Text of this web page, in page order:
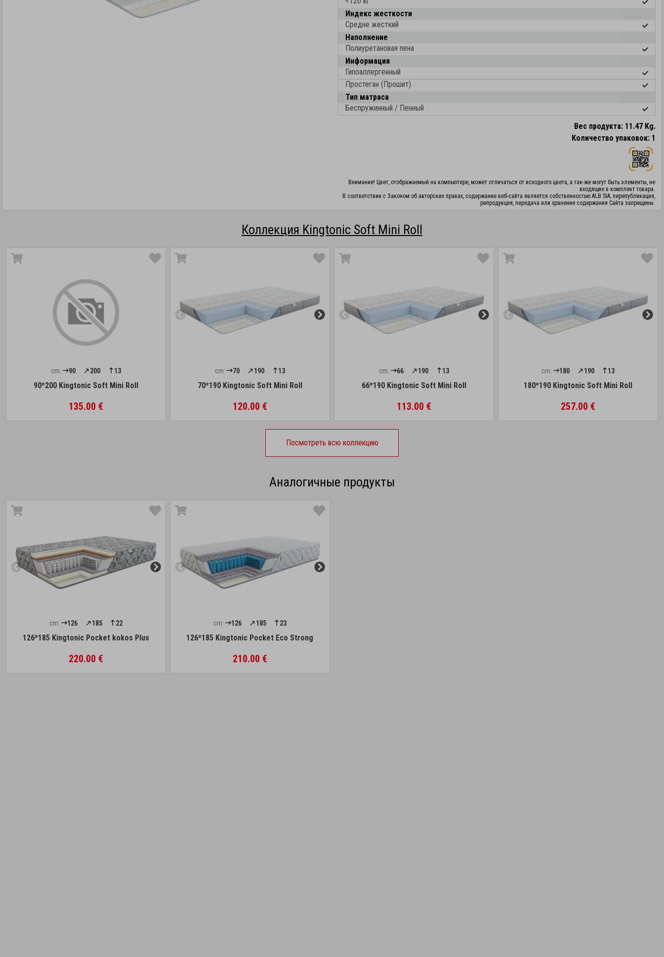
Индекс жесткости
Средне жесткий
Наполнение
Полиуретановая пена
Информация
Гипоаллергенный
Простеган (Прошит)
Тип матраса
Беспружинный / Пенный
Вес продукта: 11.47 Kg.
Количество упаковок: 1
Внимание! Цвет, отображаемый на компьютере, может отличаться от исходного цвета, а так-же могут быть элементы, не
входящие в комплект товара.
В соответствии с Законом об авторских правах, содержание веб-сайта является собственностью ALB SIA, перепубликация,
репродукция, передача или хранение содержания Сайта запрещены.
Коллекция Kingtonic Soft Mini Roll
cm: 90 200 13
90*200 Kingtonic Soft Mini Roll
135.00 €
cm: 70 190 13
70*190 Kingtonic Soft Mini Roll
120.00 €
cm: 66 190 13
66*190 Kingtonic Soft Mini Roll
113.00 €
cm: 180 190 13
180*190 Kingtonic Soft Mini Roll
257.00 €
Посмотреть всю коллекцию
Аналогичные продукты
cm: 126 185 22
126*185 Kingtonic Pocket kokos Plus
220.00 €
cm: 126 185 23
126*185 Kingtonic Pocket Eco Strong
210.00 €